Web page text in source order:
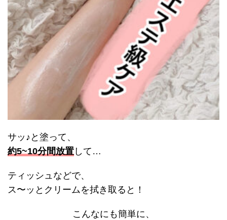
サッ♪と塗って、
約5~10分間放置 して…
ティッシュなどで、
ス〜ッとクリームを拭き取ると！
こんなにも簡単に、